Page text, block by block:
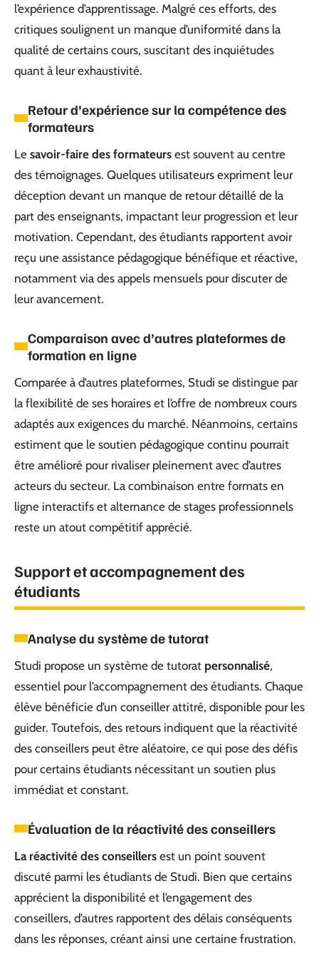
l’expérience d’apprentissage. Malgré ces efforts, des
critiques soulignent un manque d’uniformité dans la
qualité de certains cours, suscitant des inquiétudes
quant à leur exhaustivité.
Retour d’expérience sur la compétence des
formateurs
Le savoir-faire des formateurs est souvent au centre
des témoignages. Quelques utilisateurs expriment leur
déception devant un manque de retour détaillé de la
part des enseignants, impactant leur progression et leur
motivation. Cependant, des étudiants rapportent avoir
reçu une assistance pédagogique bénéfique et réactive,
notamment via des appels mensuels pour discuter de
leur avancement.
Comparaison avec d’autres plateformes de
formation en ligne
Comparée à d’autres plateformes, Studi se distingue par
la flexibilité de ses horaires et l’offre de nombreux cours
adaptés aux exigences du marché. Néanmoins, certains
estiment que le soutien pédagogique continu pourrait
être amélioré pour rivaliser pleinement avec d’autres
acteurs du secteur. La combinaison entre formats en
ligne interactifs et alternance de stages professionnels
reste un atout compétitif apprécié.
Support et accompagnement des
étudiants
Analyse du système de tutorat
Studi propose un système de tutorat personnalisé,
essentiel pour l’accompagnement des étudiants. Chaque
élève bénéficie d’un conseiller attitré, disponible pour les
guider. Toutefois, des retours indiquent que la réactivité
des conseillers peut être aléatoire, ce qui pose des défis
pour certains étudiants nécessitant un soutien plus
immédiat et constant.
Évaluation de la réactivité des conseillers
La réactivité des conseillers est un point souvent
discuté parmi les étudiants de Studi. Bien que certains
apprécient la disponibilité et l’engagement des
conseillers, d’autres rapportent des délais conséquents
dans les réponses, créant ainsi une certaine frustration.